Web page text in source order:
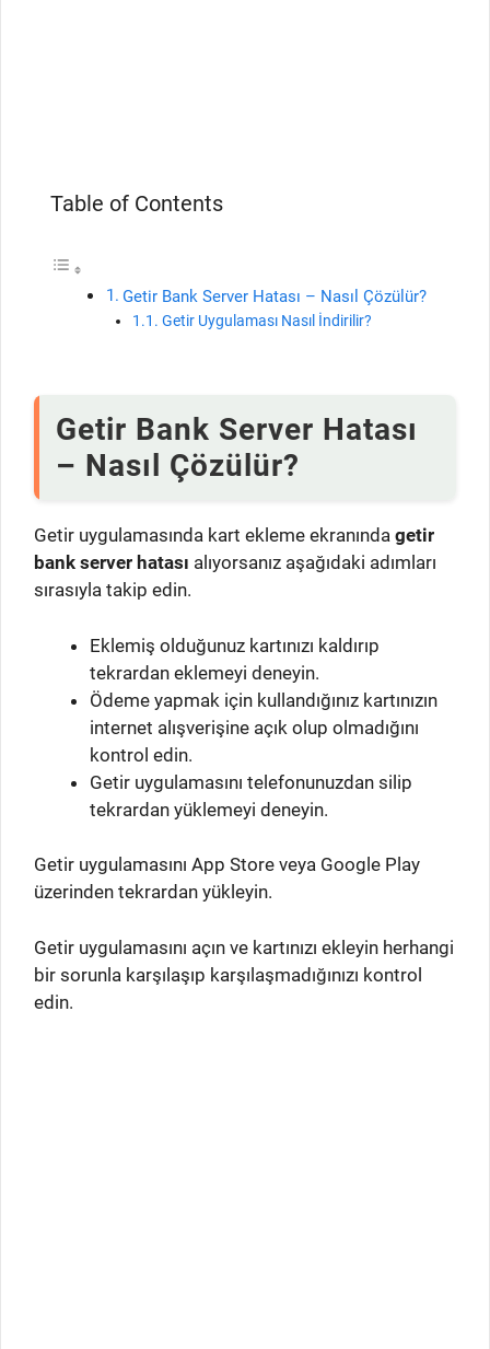
Table of Contents
Getir Bank Server Hatası – Nasıl Çözülür?
Getir Uygulaması Nasıl İndirilir?
Getir Bank Server Hatası
– Nasıl Çözülür?
Getir uygulamasında kart ekleme ekranında getir
bank server hatası alıyorsanız aşağıdaki adımları
sırasıyla takip edin.
Eklemiş olduğunuz kartınızı kaldırıp
tekrardan eklemeyi deneyin.
Ödeme yapmak için kullandığınız kartınızın
internet alışverişine açık olup olmadığını
kontrol edin.
Getir uygulamasını telefonunuzdan silip
tekrardan yüklemeyi deneyin.
Getir uygulamasını App Store veya Google Play
üzerinden tekrardan yükleyin.
Getir uygulamasını açın ve kartınızı ekleyin herhangi
bir sorunla karşılaşıp karşılaşmadığınızı kontrol
edin.